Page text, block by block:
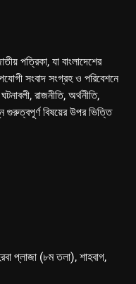
পত্রিকা, যা বাংলাদেশের
সংবাদ সংগ্রহ ও পরিবেশনে
রাজনীতি, অর্থনীতি,
গুরুত্বপূর্ণ বিষয়ের উপর ভিত্তি
প্লাজা (৮ম তলা), শাহবাগ,